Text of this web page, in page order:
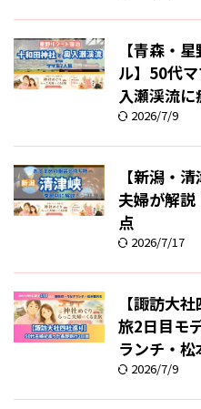
【青森・
ル】50代
入瀬渓流
2026/7/9
【新潟・
夫婦が解
点
2026/7/17
【諏訪大
旅2日目モ
ランチ・松
2026/7/9